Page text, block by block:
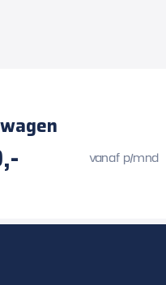
vanaf p/mnd